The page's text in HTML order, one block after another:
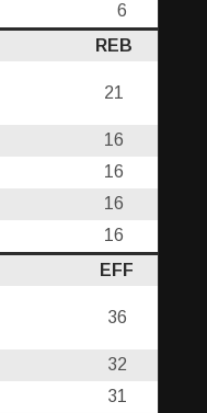
6
REB
21
16
16
16
16
EFF
36
32
31